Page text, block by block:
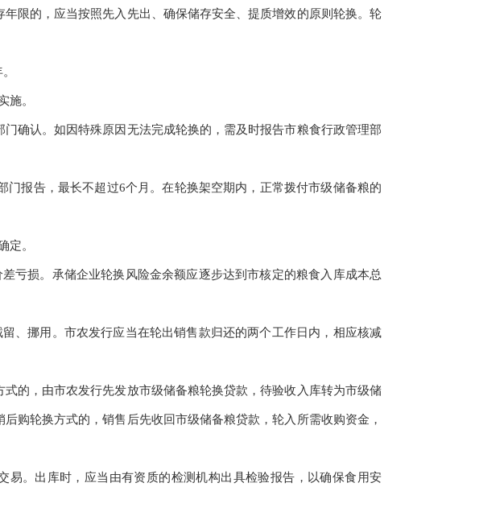
限的，应当按照先入先出、确保储存安全、提质增效的原则轮换。轮
施。
确认。如因特殊原因无法完成轮换的，需及时报告市粮食行政管理部
门报告，最长不超过6个月。在轮换架空期内，正常拨付市级储备粮的
定。
亏损。承储企业轮换风险金余额应逐步达到市核定的粮食入库成本总
、挪用。市农发行应当在轮出销售款归还的两个工作日内，相应核减
的，由市农发行先发放市级储备粮轮换贷款，待验收入库转为市级储
购轮换方式的，销售后先收回市级储备粮贷款，轮入所需收购资金，
。出库时，应当由有资质的检测机构出具检验报告，以确保食用安